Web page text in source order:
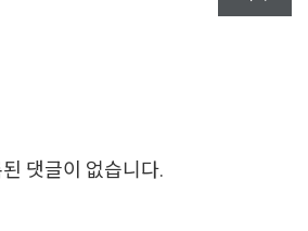
댓글이 없습니다.